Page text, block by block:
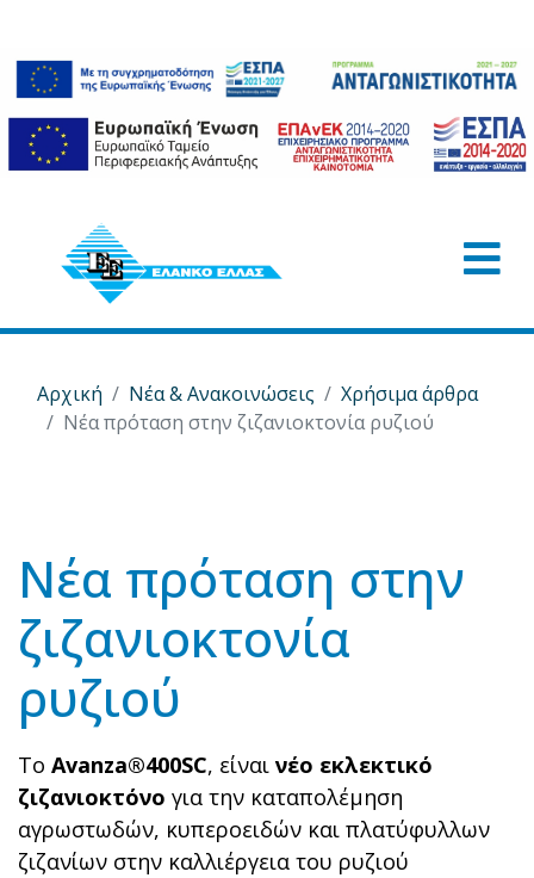
Αρχική Νέα & Ανακοινώσεις
Χρήσιμα άρθρα
Νέα πρόταση στην ζιζανιοκτονία ρυζιού
Νέα πρόταση στην
ζιζανιοκτονία
ρυζιού
Το Avanza®400SC, είναι νέο εκλεκτικό
ζιζανιοκτόνο για την καταπολέμηση
αγρωστωδών, κυπεροειδών και πλατύφυλλων
ζιζανίων στην καλλιέργεια του ρυζιού